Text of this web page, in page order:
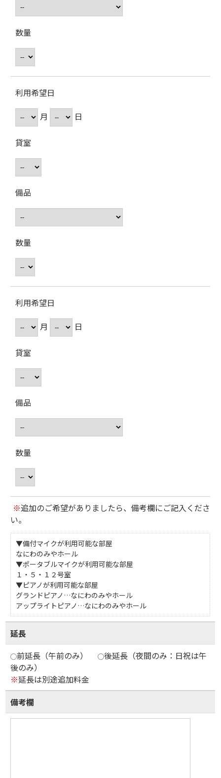
数量
利用希望日
月
日
貸室
備品
数量
利用希望日
月
日
貸室
備品
数量
※追加のご希望がありましたら、備考欄にご記入くださ
い。
▼備付マイクが利用可能な部屋
なにわのみやホール
▼ポータブルマイクが利用可能な部屋
１・５・１２号室
▼ピアノが利用可能な部屋
グランドピアノ…なにわのみやホール
アップライトピアノ…なにわのみやホール
延長
前延長（午前のみ）
後延長（夜間のみ：日祝は午
後のみ）
※延長は別途追加料金
備考欄